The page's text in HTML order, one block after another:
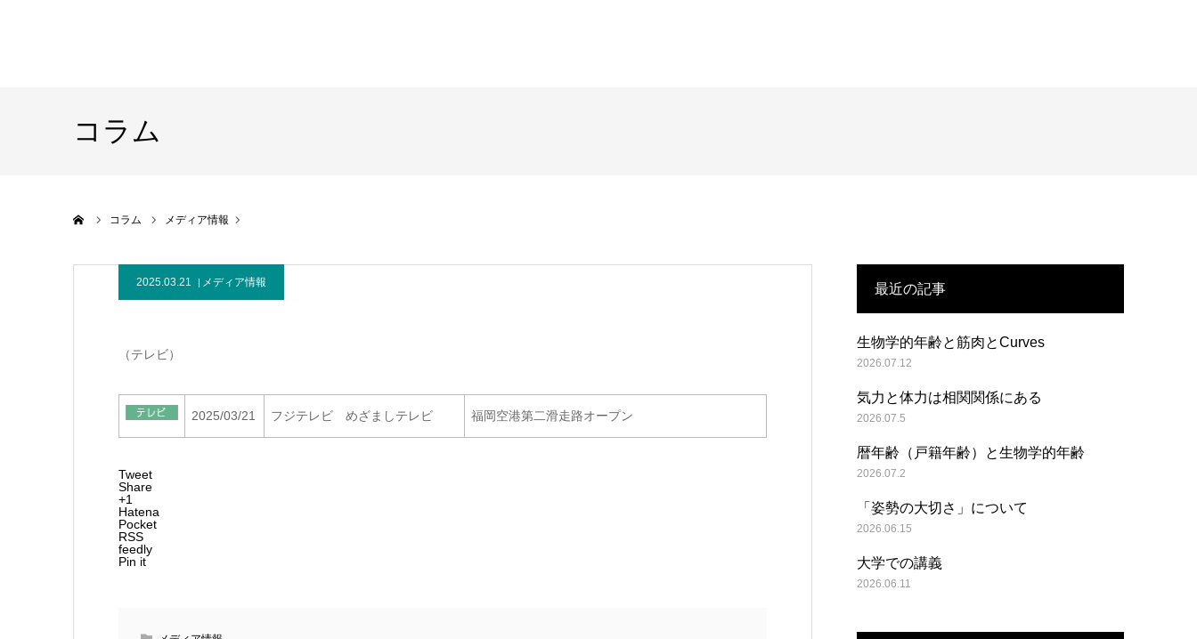
コラム
コラム メディア情報
2025.03.21 メディア情報
（テレビ）
2025/03/21 フジテレビ めざましテレビ 福岡空港第二滑走路オープン
Tweet
Share
+1
Hatena
Pocket
RSS
feedly
Pin it
最近の記事
生物学的年齢と筋肉とCurves
2026.07.12
気力と体力は相関関係にある
2026.07.5
暦年齢（戸籍年齢）と生物学的年齢
2026.07.2
「姿勢の大切さ」について
2026.06.15
大学での講義
2026.06.11